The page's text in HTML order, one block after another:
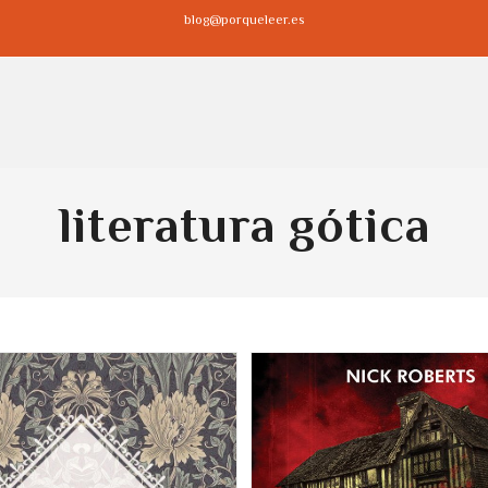
blog@porqueleer.es
literatura gótica